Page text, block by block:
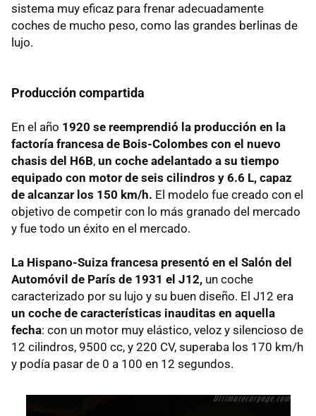
sistema muy eficaz para frenar adecuadamente
coches de mucho peso, como las grandes berlinas de
lujo.
Producción compartida
En el año 1920 se reemprendió la producción en la
factoría francesa de Bois-Colombes con el nuevo
chasis del H6B, un coche adelantado a su tiempo
equipado con motor de seis cilindros y 6.6 L, capaz
de alcanzar los 150 km/h. El modelo fue creado con el
objetivo de competir con lo más granado del mercado
y fue todo un éxito en el mercado.
La Hispano-Suiza francesa presentó en el Salón del
Automóvil de París de 1931 el J12, un coche
caracterizado por su lujo y su buen diseño. El J12 era
un coche de características inauditas en aquella
fecha: con un motor muy elástico, veloz y silencioso de
12 cilindros, 9500 cc, y 220 CV, superaba los 170 km/h
y podía pasar de 0 a 100 en 12 segundos.